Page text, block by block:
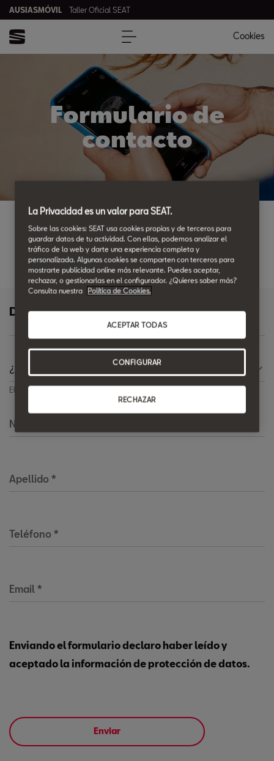
AUSIASMÓVIL Taller Oficial SEAT
Cookies
Formulario de
contacto
Ponte en contacto con AUSIASMÓVIL, envíanos tu consulta
mediante el siguiente formulario o llámanos al teléfono
963743361.
Déjanos tus datos y te llamaremos
Elige una opción
Nombre
Apellido *
Teléfono *
Email *
Enviando el formulario declaro haber leído y
aceptado la información de protección de datos.
Enviar
La Privacidad es un valor para SEAT.
Sobre las cookies: SEAT usa cookies propias y de terceros para
guardar datos de tu actividad. Con ellas, podemos analizar el
tráfico de la web y darte una experiencia completa y
personalizada. Algunas cookies se comparten con terceros para
mostrarte publicidad online más relevante. Puedes aceptar,
rechazar, o gestionarlas en el configurador. ¿Quieres saber más?
Consulta nuestra
Política de Cookies.
RECHAZAR
ACEPTAR TODAS
CONFIGURAR